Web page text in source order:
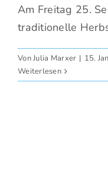
Am Freitag 25.
traditionelle
VonJulia Marxer | 15.
Weiterlesen